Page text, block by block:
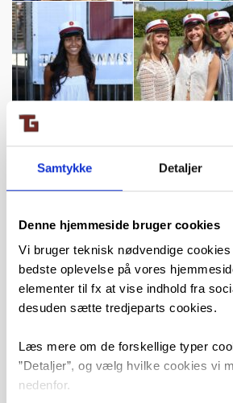
Samtykke Detaljer
Denne hjemmeside bruger cookies
Vi bruger teknisk nødvendige
bedste oplevelse på vores
elementer til fx at vise indhold fra
desuden sætte tredjeparts cookies.
Læs mere om de forskellige typer
”Detaljer”, og vælg hvilke cookies vi
nedenfor.